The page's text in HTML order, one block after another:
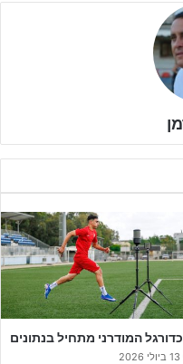
בתום העונה.
המודרני מתחיל בנתונים
13 ביולי 2026